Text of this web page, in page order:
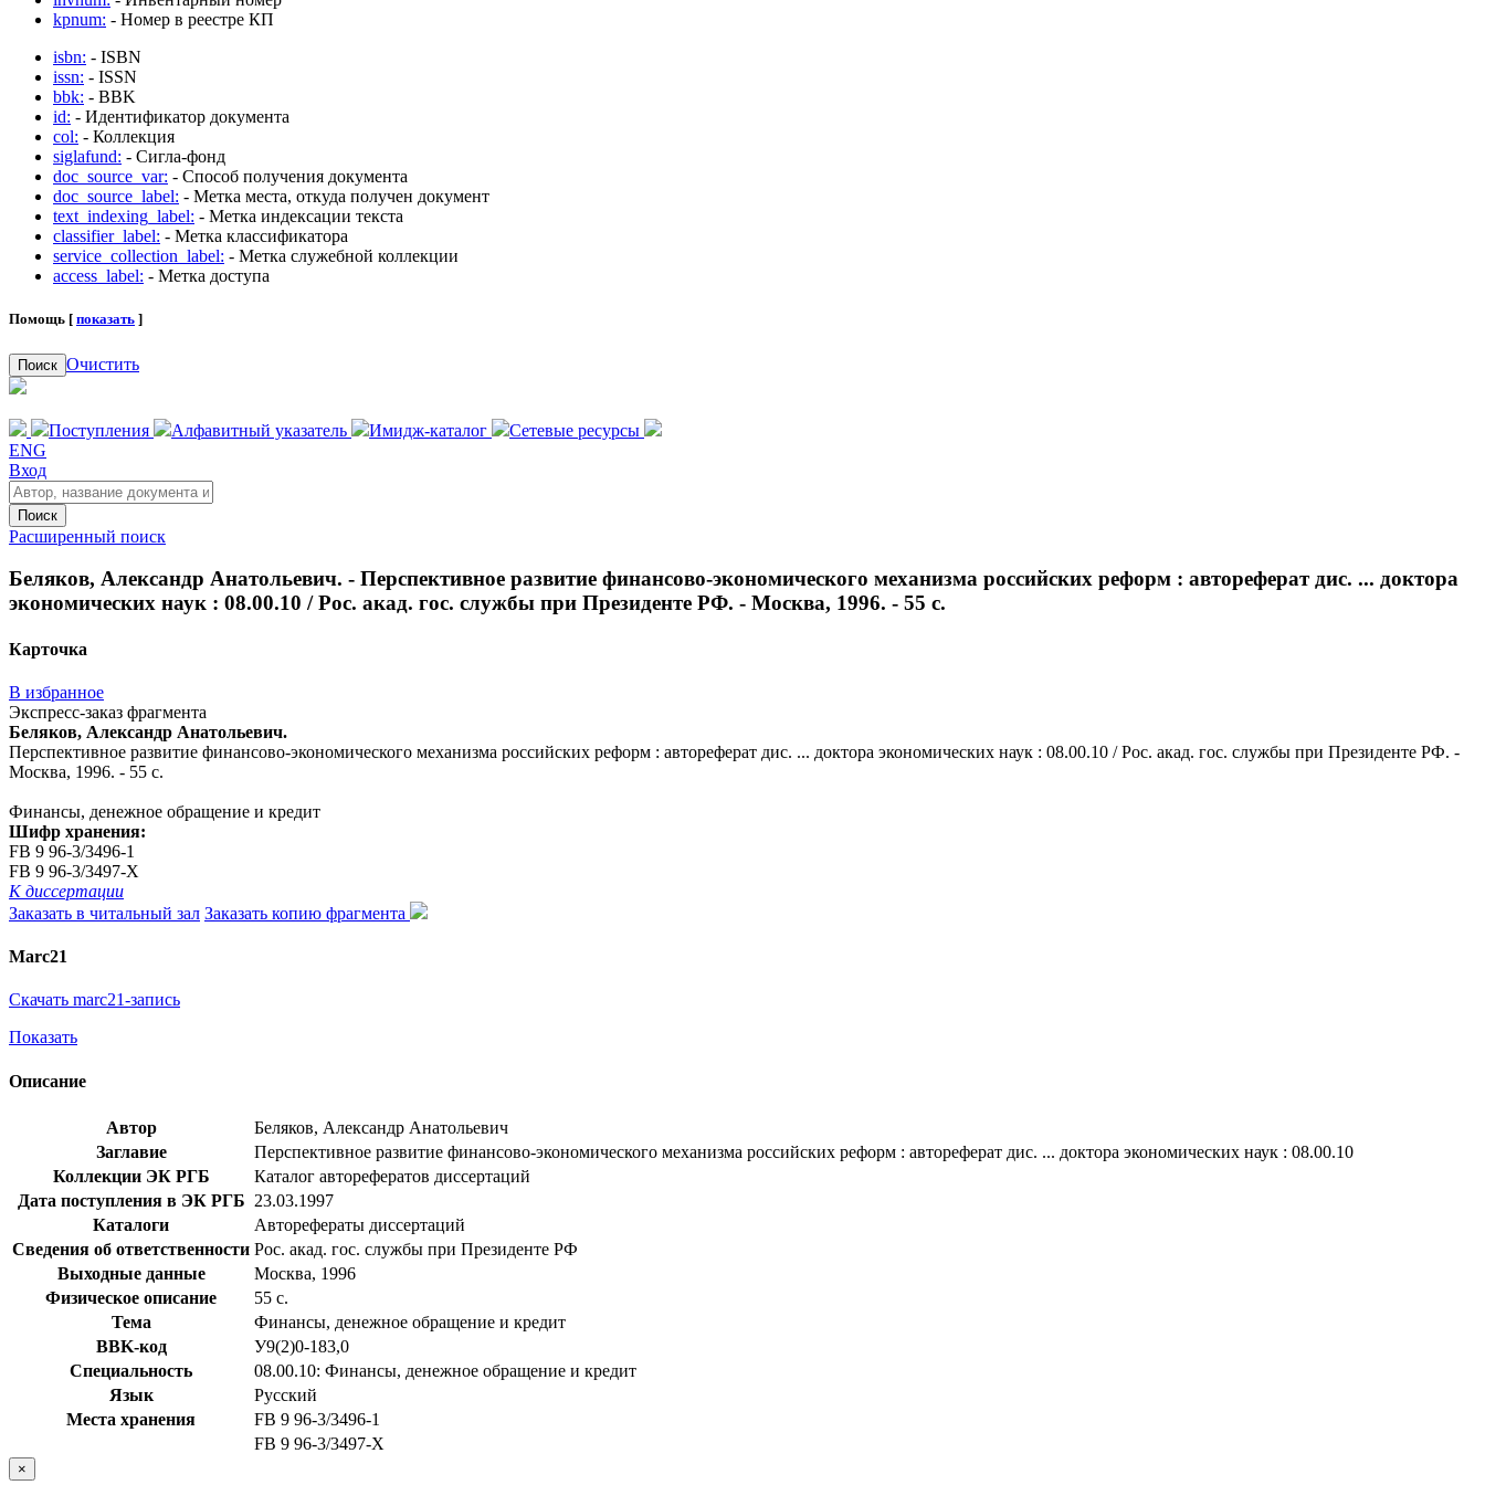
kpnum: - Номер в реестре КП
isbn: - ISBN
issn: - ISSN
bbk: - BBK
id: - Идентификатор документа
col: - Коллекция
siglafund: - Сигла-фонд
doc_source_var: - Способ получения документа
doc_source_label: - Метка места, откуда получен документ
text_indexing_label: - Метка индексации текста
classifier_label: - Метка классификатора
service_collection_label: - Метка служебной коллекции
access_label: - Метка доступа
Помощь [ показать ]
Поиск Очистить
Поступления Алфавитный указатель Имидж-каталог
Сетевые ресурсы
ENG
Вход
Поиск
Расширенный поиск
Беляков, Александр Анатольевич. - Перспективное развитие финансово-экономического механизма российских реформ : автореферат дис. ... доктора
экономических наук : 08.00.10 / Рос. акад. гос. службы при Президенте РФ. - Москва, 1996. - 55 с.
Карточка
В избранное
Экспресс-заказ фрагмента
Беляков, Александр Анатольевич.
Перспективное развитие финансово-экономического механизма российских реформ : автореферат дис. ... доктора экономических наук : 08.00.10 / Рос. акад. гос. службы при Президенте РФ. -
Москва, 1996. - 55 с.
Финансы, денежное обращение и кредит
Шифр хранения:
FB 9 96-3/3496-1
FB 9 96-3/3497-X
К диссертации
Заказать в читальный зал Заказать копию фрагмента
Marc21
Скачать marc21-запись
Показать
Описание
Автор
Беляков, Александр Анатольевич
Заглавие
Перспективное развитие финансово-экономического механизма российских реформ : автореферат дис. ... доктора экономических наук : 08.00.10
Коллекции ЭК РГБ
Каталог авторефератов диссертаций
Дата поступления в ЭК РГБ 23.03.1997
Каталоги
Авторефераты диссертаций
Сведения об ответственности Рос. акад. гос. службы при Президенте РФ
Выходные данные
Москва, 1996
Физическое описание
55 с.
Тема
Финансы, денежное обращение и кредит
BBK-код
У9(2)0-183,0
Специальность
08.00.10: Финансы, денежное обращение и кредит
Язык
Русский
Места хранения
FB 9 96-3/3496-1
FB 9 96-3/3497-X
×